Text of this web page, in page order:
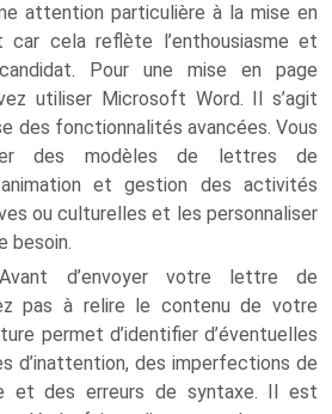
attention particulière à la mise en
car cela reflète l’enthousiasme et
Pour une mise en page
utiliser Microsoft Word. Il s’agit
des fonctionnalités avancées. Vous
des modèles de lettres de
et gestion des activités
ou culturelles et les personnaliser
besoin.
Avant d’envoyer votre lettre de
pas à relire le contenu de votre
permet d’identifier d’éventuelles
d’inattention, des imperfections de
et des erreurs de syntaxe. Il est